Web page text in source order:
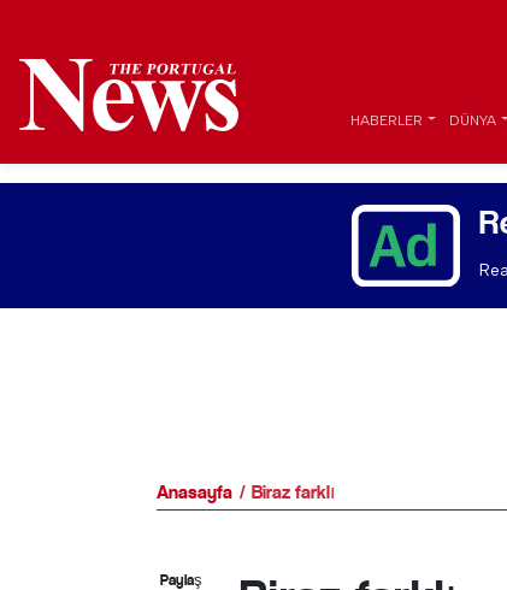
HABERLER DÜNYA
Anasayfa Biraz farklı
Paylaş